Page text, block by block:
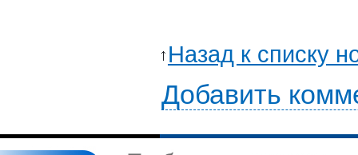
Назад к списку
Добавить